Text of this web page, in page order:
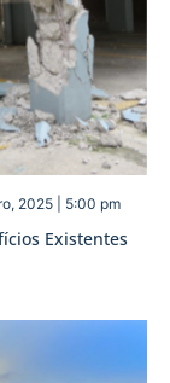
Existentes
2025 | 5:00 pm